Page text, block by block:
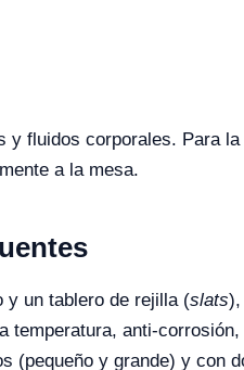
y fluidos corporales. Para
a la mesa.
y un tablero de rejilla (slats),
anti-
(pequeño y grande) y con